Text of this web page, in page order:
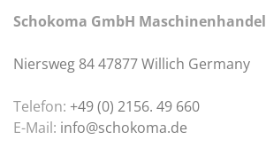
Schokoma GmbH Maschinenhandel
Niersweg 84 47877 Willich Germany
Telefon: +49 (0) 2156. 49 660
E-Mail: info@schokoma.de